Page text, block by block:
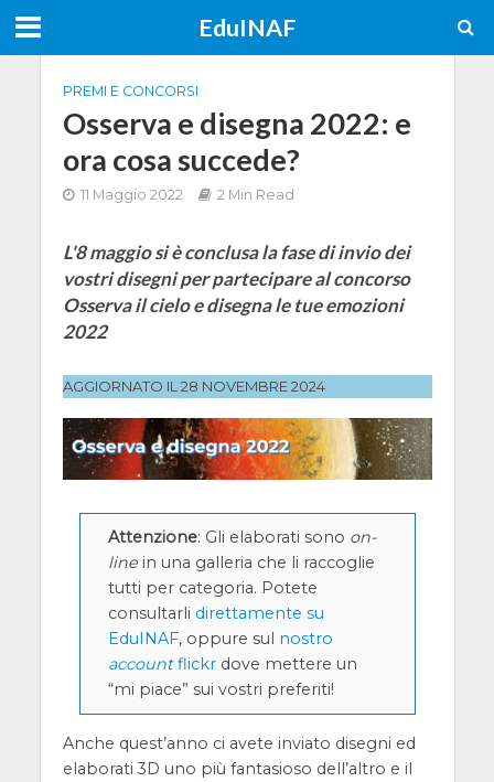
EduINAF
PREMI E CONCORSI
Osserva e disegna 2022: e
ora cosa succede?
11 Maggio 2022 2 Min Read
L'8 maggio si è conclusa la fase di invio dei
vostri disegni per partecipare al concorso
Osserva il cielo e disegna le tue emozioni
2022
AGGIORNATO IL 28 NOVEMBRE 2024
Attenzione: Gli elaborati sono on-
linein una galleria che li raccoglie
tutti per categoria. Potete
consultarli direttamente su
EduINAF, oppure sul nostro
accountflickrdove mettere un
“mi piace” sui vostri preferiti!
Anche quest’anno ci avete inviato disegni ed
elaborati 3D uno più fantasioso dell’altro e il